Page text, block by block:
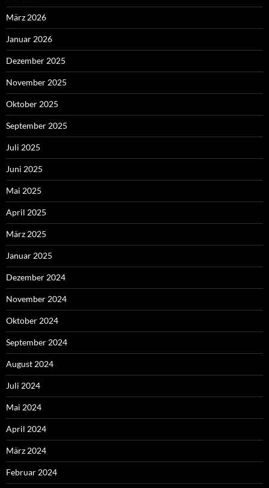
März 2026
Januar 2026
Dezember 2025
November 2025
Oktober 2025
September 2025
Juli 2025
Juni 2025
Mai 2025
April 2025
März 2025
Januar 2025
Dezember 2024
November 2024
Oktober 2024
September 2024
August 2024
Juli 2024
Mai 2024
April 2024
März 2024
Februar 2024